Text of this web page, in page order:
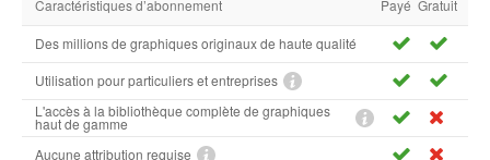
Caractéristiques d’abonnement Payé Gratuit
Des millions de graphiques originaux de haute qualité
Utilisation pour particuliers et entreprises
L'accès à la bibliothèque complète de graphiques
haut de gamme
Aucune attribution requise